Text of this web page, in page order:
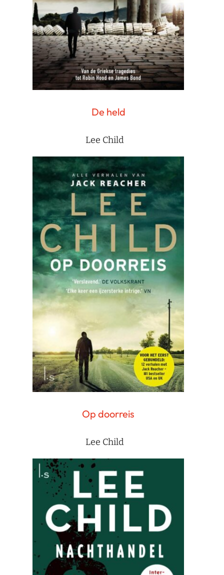
De held
Lee Child
Op doorreis
Lee Child